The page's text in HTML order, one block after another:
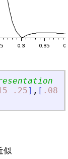
.25] , [ .08
似